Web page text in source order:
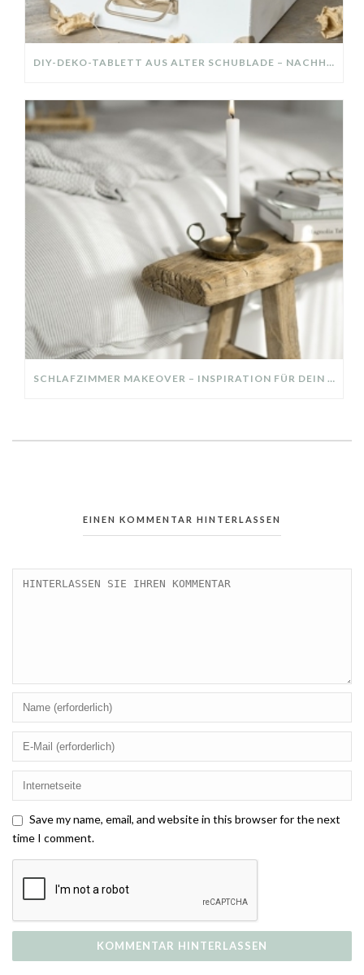
DIY-DEKO-TABLETT AUS ALTER SCHUBLADE – NACHHALTIGE HERBSTDEKO SELBER MACHEN!
SCHLAFZIMMER MAKEOVER – INSPIRATION FÜR DEIN SCHLAFZIMMER: AUS ALT MACH NEU – HELL, GEMÜTLICH UND EINLADEND
EINEN KOMMENTAR HINTERLASSEN
Save my name, email, and website in this browser for the next
time I comment.